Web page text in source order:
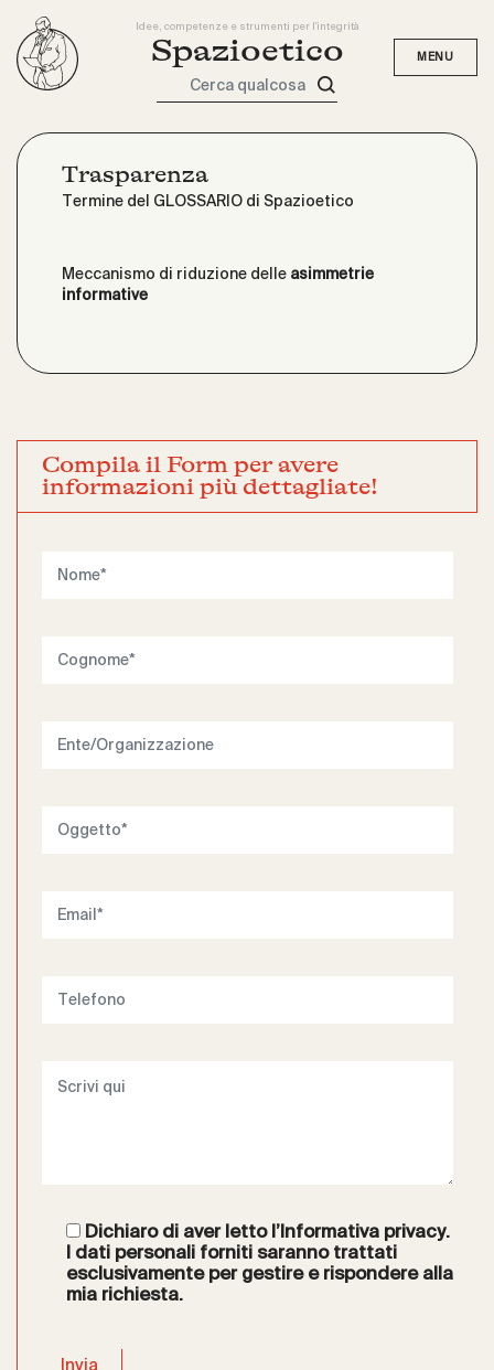
Idee, competenze e strumenti per l'integrità
Spazioetico
Cerca qualcosa
Trasparenza
Termine del GLOSSARIO di Spazioetico
Meccanismo di riduzione delle asimmetrie
informative
Compila il Form per avere
informazioni più dettagliate!
Dichiaro di aver letto l’Informativa privacy.
I dati personali forniti saranno trattati
esclusivamente per gestire e rispondere alla
mia richiesta.